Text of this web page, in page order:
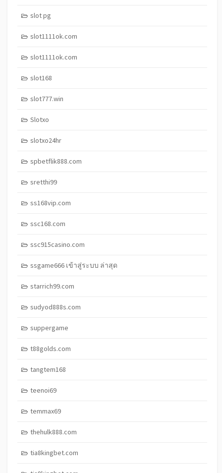
slot pg
slot1111ok.com
slot1111ok.com
slot168
slot777.win
Slotxo
slotxo24hr
spbetflik888.com
sretthi99
ss168vip.com
ssc168.com
ssc915casino.com
ssgame666 เข้าสู่ระบบ ล่าสุด
starrich99.com
sudyod888s.com
suppergame
t88golds.com
tangtem168
teenoi69
temmax69
thehulk888.com
tia8kingbet.com